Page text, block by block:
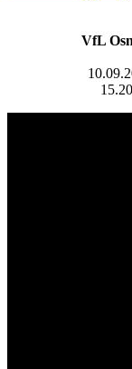
VfL